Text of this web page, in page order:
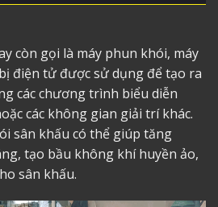
còn gọi là máy phun khói, máy
điện tử được sử dụng để tạo ra
các chương trình biểu diễn
các không gian giải trí khác.
sân khấu có thể giúp tăng
tạo bầu không khí huyền ảo,
sân khấu.